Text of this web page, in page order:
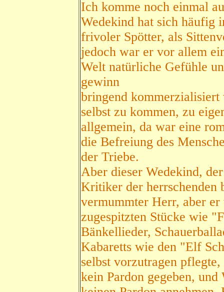
Ich komme noch einmal
Wedekind hat sich häufig
frivoler Spötter, als
jedoch war er vor allem
Welt natürliche Gefühle
gewinn
bringend
selbst zu kommen, zu
allgemein, da war eine
die Befreiung des
der Triebe.
Aber dieser Wedekind,
Kritiker der herrschenden
vermummter Herr, aber
zugespitzten Stücke wie
Bänkellieder,
Kabaretts wie den "Elf
selbst vorzutragen
kein Pardon gegeben,